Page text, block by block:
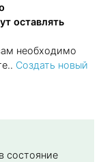
оставлять
необходимо
Создать новый
состояние